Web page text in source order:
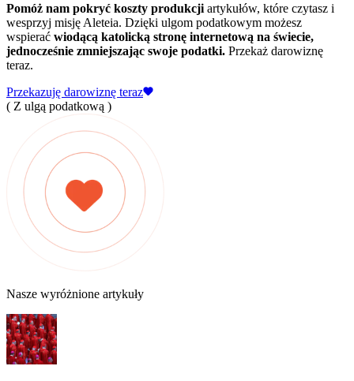
Pomóż nam pokryć koszty produkcji artykułów, które czytasz i
wesprzyj misję Aleteia. Dzięki ulgom podatkowym możesz
wspierać wiodącą katolicką stronę internetową na świecie,
jednocześnie zmniejszając swoje podatki. Przekaż darowiznę
teraz.
Przekazuję darowiznę teraz
( Z ulgą podatkową )
Nasze wyróżnione artykuły